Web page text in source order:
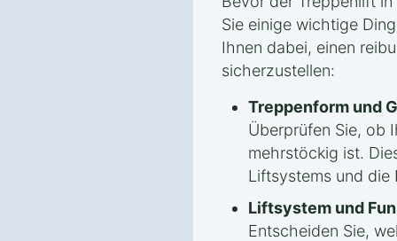
Sie einige wichtige
Ihnen dabei, einen
sicherzustellen:
Treppenform und
Überprüfen Sie, ob
mehrstöckig ist.
Liftsystems und die
Liftsystem und
Entscheiden Sie,